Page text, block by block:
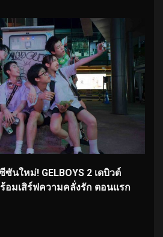
ซันใหม่! GELBOYS 2 เดบิวต์
อมเสิร์ฟความคลั่งรัก ตอนแรก